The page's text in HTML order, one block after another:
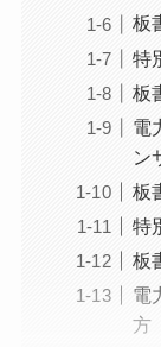
板
特
板
電
ン
板
特
板
電
方